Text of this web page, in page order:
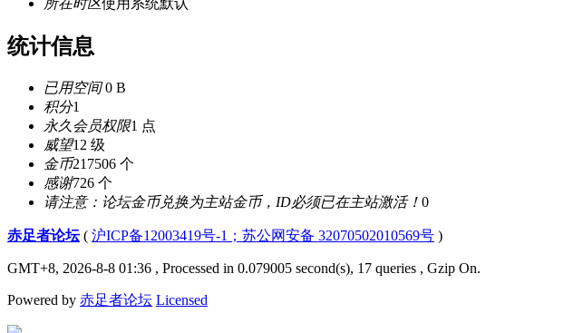
统计信息
已用空间0 B
积分1
永久会员权限1 点
威望12 级
金币217506 个
感谢726 个
请注意：论坛金币兑换为主站金币，ID必须已在主站激活！ 0
赤足者论坛( 沪ICP备12003419号-1；苏公网安备 32070502010569号 )
GMT+8, 2026-8-8 01:36 , Processed in 0.079005 second(s), 17 queries , Gzip On.
Powered by 赤足者论坛 Licensed